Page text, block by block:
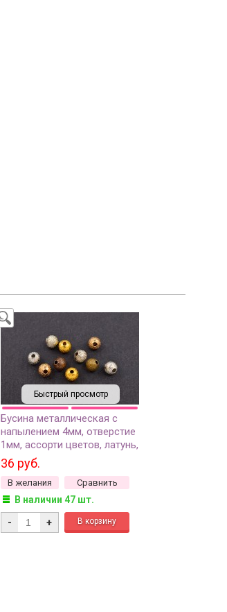
Быстрый просмотр
Бусина металлическая с
напылением 4мм, отверстие
1мм, ассорти цветов, латунь,
504-021, 10шт
36 руб.
В желания Сравнить
В наличии 47 шт.
- +